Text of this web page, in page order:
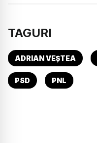
TAGURI
ADRIAN VEȘTEA
PSD PNL